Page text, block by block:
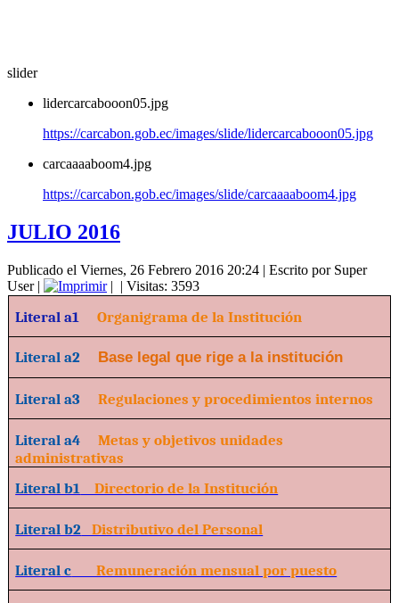
slider
lidercarcabooon05.jpg
https://carcabon.gob.ec/images/slide/lidercarcabooon05.jpg
carcaaaaboom4.jpg
https://carcabon.gob.ec/images/slide/carcaaaaboom4.jpg
JULIO 2016
Publicado el Viernes, 26 Febrero 2016 20:24 | Escrito por Super
User| | | Visitas: 3593
Literal a1 Organigrama de la Institución
Literal a2 Base legal que rige a la institución
Literal a3 Regulaciones y procedimientos internos
Literal a4 Metas y objetivos unidades
administrativas
Literal b1 Directorio de la Institución
Literal b2 Distributivo del Personal
Literal c Remuneración mensual por puesto